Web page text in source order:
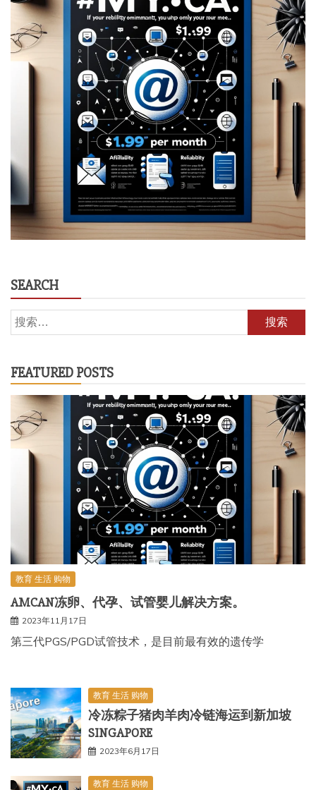
SEARCH
搜
索：
FEATURED POSTS
教育 生活 购物
AMCAN冻卵、代孕、试管婴儿解决方案。
2023年11月17日
第三代PGS/PGD试管技术，是目前最有效的遗传学
教育 生活 购物
冷冻粽子猪肉羊肉冷链海运到新加坡
SINGAPORE
2023年6月17日
教育 生活 购物